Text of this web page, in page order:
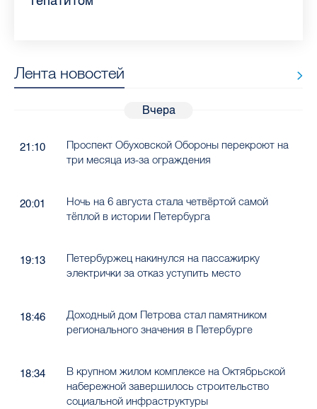
Лента новостей
Вчера
21:10
Проспект Обуховской Обороны перекроют на
три месяца из-за ограждения
20:01
Ночь на 6 августа стала четвёртой самой
тёплой в истории Петербурга
19:13
Петербуржец накинулся на пассажирку
электрички за отказ уступить место
18:46
Доходный дом Петрова стал памятником
регионального значения в Петербурге
18:34
В крупном жилом комплексе на Октябрьской
набережной завершилось строительство
социальной инфраструктуры